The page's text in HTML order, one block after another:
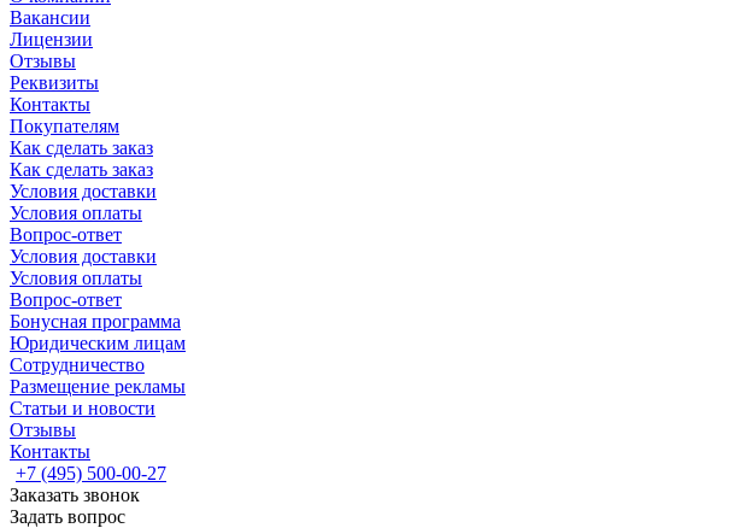
Вакансии
Лицензии
Отзывы
Реквизиты
Контакты
Покупателям
Как сделать заказ
Как сделать заказ
Условия доставки
Условия оплаты
Вопрос-ответ
Условия доставки
Условия оплаты
Вопрос-ответ
Бонусная программа
Юридическим лицам
Сотрудничество
Размещение рекламы
Статьи и новости
Отзывы
Контакты
+7 (495) 500-00-27
Заказать звонок
Задать вопрос